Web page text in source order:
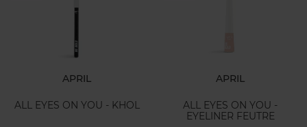
APRIL
ALL EYES ON YOU - KHOL
APRIL
ALL EYES ON YOU -
EYELINER FEUTRE